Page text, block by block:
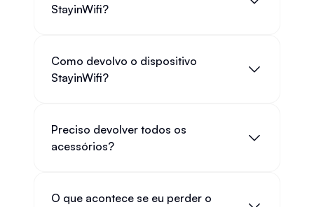
StayinWifi?
Como devolvo o dispositivo
StayinWifi?
Preciso devolver todos os
acessórios?
O que acontece se eu perder o